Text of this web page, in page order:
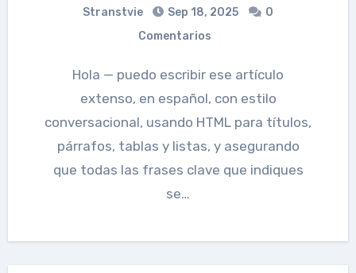
Stranstvie Sep 18, 2025
0
Comentarios
Hola — puedo escribir ese artículo
extenso, en español, con estilo
conversacional, usando HTML para títulos,
párrafos, tablas y listas, y asegurando
que todas las frases clave que indiques
se…